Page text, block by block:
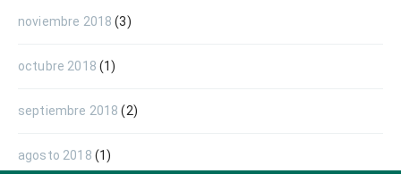
noviembre 2018 (3)
octubre 2018 (1)
septiembre 2018 (2)
agosto 2018 (1)